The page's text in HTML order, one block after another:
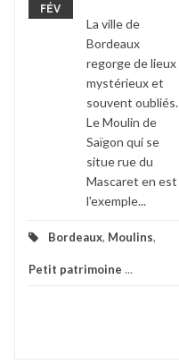
FÉV
La ville de
Bordeaux
regorge de lieux
mystérieux et
souvent oubliés.
Le Moulin de
Saïgon qui se
situe rue du
Mascaret en est
l'exemple...
Bordeaux, Moulins,
Petit patrimoine ...